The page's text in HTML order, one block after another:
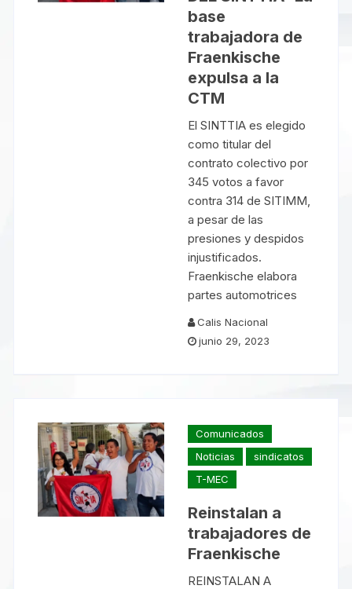
base
trabajadora de
Fraenkische
expulsa a la
CTM
El SINTTIA es elegido
como titular del
contrato colectivo por
345 votos a favor
contra 314 de SITIMM,
a pesar de las
presiones y despidos
injustificados.
Fraenkische elabora
partes automotrices
Calis Nacional
junio 29, 2023
Comunicados
Noticias
sindicatos
T-MEC
Reinstalan a
trabajadores de
Fraenkische
REINSTALAN A